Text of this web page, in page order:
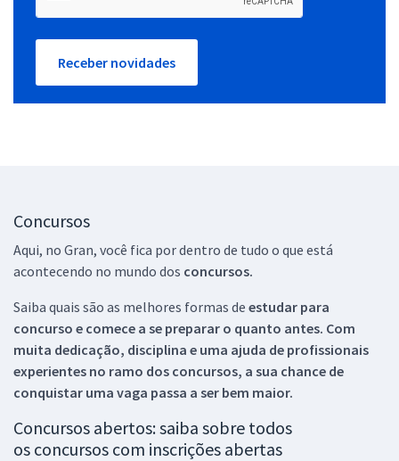
Receber novidades
Concursos
Aqui, no Gran, você fica por dentro de tudo o que está
acontecendo no mundo dos concursos.
Saiba quais são as melhores formas de estudar para
concurso e comece a se preparar o quanto antes. Com
muita dedicação, disciplina e uma ajuda de profissionais
experientes no ramo dos concursos, a sua chance de
conquistar uma vaga passa a ser bem maior.
Concursos abertos: saiba sobre todos
os concursos com inscrições abertas